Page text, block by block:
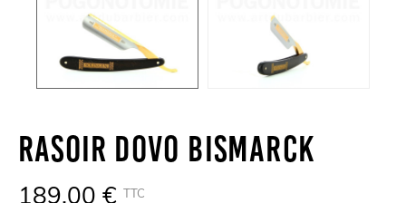
Rasoir DOVO Bismarck
189,00 € TTC